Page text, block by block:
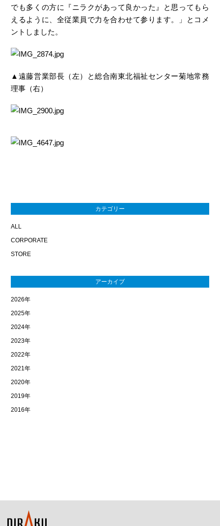
でも多くの方に『ニラクがあって良かった』と思ってもら
えるように、全従業員で力を合わせて参ります。」とコメ
ントしました。
▲遠藤営業部長（左）と総合南東北福祉センター菊地常務
理事（右）
カテゴリー
ALL
CORPORATE
STORE
アーカイブ
2026年
2025年
2024年
2023年
2022年
2021年
2020年
2019年
2016年